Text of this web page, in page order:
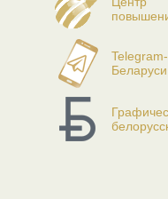
Беларуси